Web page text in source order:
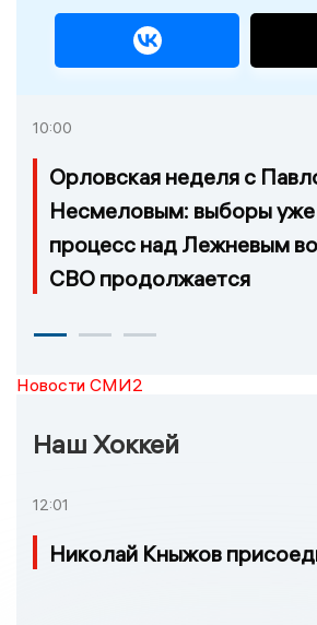
10:00
Орловская неделя с
Несмеловым: выборы уже
процесс над Лежневым
СВО продолжается
Новости СМИ2
Наш Хоккей
12:01
Николай Кныжов